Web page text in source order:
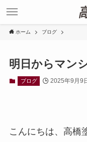
ホーム ブログ
明日からマン
ブログ 2025年9月9
こんにちは、高橋